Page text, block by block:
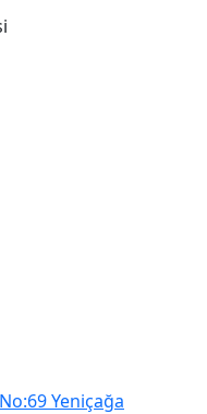
Yeniçağa